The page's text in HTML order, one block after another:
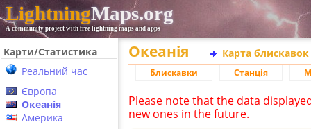
LightningMaps.org
A community project with free lightning maps and apps
Карти/Статистика
Реальний час
Європа
Океанія
Америка
Океанія Карта
Блискавки Станція
Please note that the data
new ones in the future.